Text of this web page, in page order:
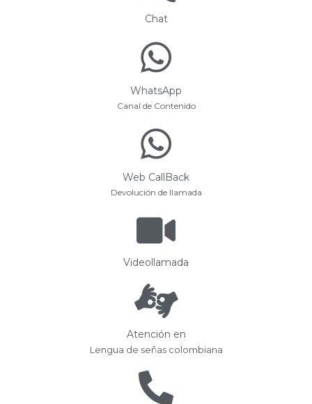
Chat
WhatsApp
Canal de Contenido
Web CallBack
Devolución de llamada
Videollamada
Atención en
Lengua de señas colombiana